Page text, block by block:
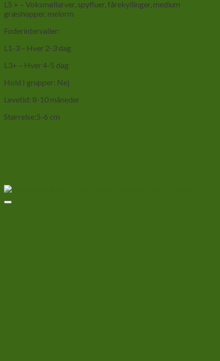
L5 + – Voksmøllarver, spyfluer, fårekyllinger, medium
græshopper, melorm
Foderintervaller:
L1-3 – Hver 2-3 dag
L3+ – Hver 4-5 dag
Hold I grupper: Nej
Levetid: 8-10 måneder
Størrelse:5-6 cm